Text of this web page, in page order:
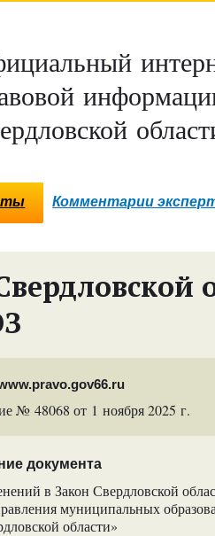
Комментарии
№ 48068 от 1 ноября 2025 г.
документа
в Закон Свердловской
муниципальных
области»